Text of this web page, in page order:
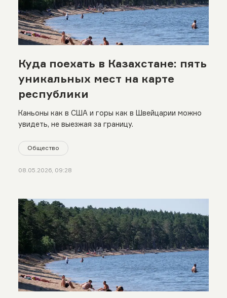
Куда поехать в Казахстане: пять
уникальных мест на карте
республики
Каньоны как в США и горы как в Швейцарии можно
увидеть, не выезжая за границу.
Общество
08.05.2026, 09:28